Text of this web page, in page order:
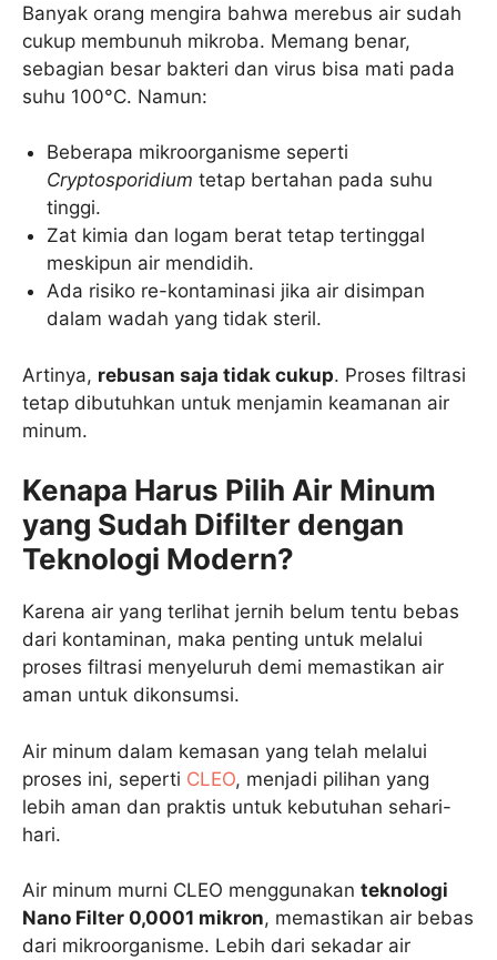
Banyak orang mengira bahwa merebus air sudah
cukup membunuh mikroba. Memang benar,
sebagian besar bakteri dan virus bisa mati pada
suhu 100°C. Namun:
Beberapa mikroorganisme seperti
Cryptosporidium tetap bertahan pada suhu
tinggi.
Zat kimia dan logam berat tetap tertinggal
meskipun air mendidih.
Ada risiko re-kontaminasi jika air disimpan
dalam wadah yang tidak steril.
Artinya, rebusan saja tidak cukup. Proses filtrasi
tetap dibutuhkan untuk menjamin keamanan air
minum.
Kenapa Harus Pilih Air Minum
yang Sudah Difilter dengan
Teknologi Modern?
Karena air yang terlihat jernih belum tentu bebas
dari kontaminan, maka penting untuk melalui
proses filtrasi menyeluruh demi memastikan air
aman untuk dikonsumsi.
Air minum dalam kemasan yang telah melalui
proses ini, seperti CLEO, menjadi pilihan yang
lebih aman dan praktis untuk kebutuhan sehari-
hari.
Air minum murni CLEO menggunakan teknologi
Nano Filter 0,0001 mikron, memastikan air bebas
dari mikroorganisme. Lebih dari sekadar air